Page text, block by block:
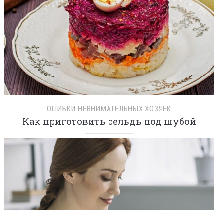
ОШИБКИ НЕВНИМАТЕЛЬНЫХ ХОЗЯЕК
Как приготовить сельдь под шубой